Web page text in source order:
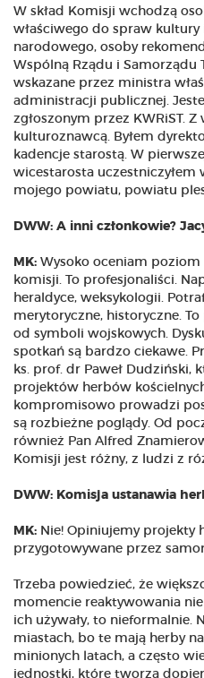
W skład Komisji wchodzą
właściwego do spraw
narodowego, osoby
Wspólną Rządu i Samorządu
wskazane przez ministra
administracji publicznej.
zgłoszonym przez KWRiST. Z
kulturoznawcą. Byłem
kadencje starostą. W
wicestarosta uczestniczyłem
mojego powiatu, powiatu
DWW: A inni członkowie?
MK: Wysoko oceniam
komisji. To profesjonaliści.
heraldyce, weksykologii.
merytoryczne, historyczne.
od symboli wojskowych.
spotkań są bardzo ciekawe.
ks. prof. dr Paweł Dudziński,
projektów herbów
kompromisowo prowadzi
są rozbieżne poglądy. Od
również Pan Alfred
Komisji jest różny, z ludzi z
DWW: Komisja ustanawia
MK: Nie! Opiniujemy projekty
przygotowywane przez
Trzeba powiedzieć, że
momencie reaktywowania
ich używały, to nieformalnie.
miastach, bo te mają herby
minionych latach, a często
jednostki, które tworzą